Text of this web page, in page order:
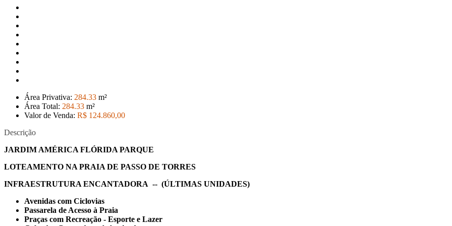
Área Privativa: 284.33 m²
Área Total: 284.33 m²
Valor de Venda: R$ 124.860,00
Descrição
JARDIM AMÉRICA FLÓRIDA PARQUE
LOTEAMENTO NA PRAIA DE PASSO DE TORRES
INFRAESTRUTURA ENCANTADORA -- (ÚLTIMAS UNIDADES)
Avenidas com Ciclovias
Passarela de Acesso à Praia
Praças com Recreação - Esporte e Lazer